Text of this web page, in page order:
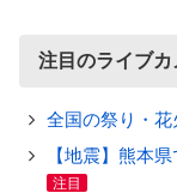
注目のライブカ
全国の祭り・
【地震】熊本
注目